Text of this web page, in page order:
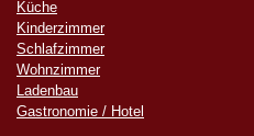
Küche
Kinderzimmer
Schlafzimmer
Wohnzimmer
Ladenbau
Gastronomie / Hotel